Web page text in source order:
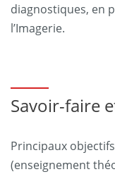
diagnostiques, en
l’Imagerie.
Savoir-faire
Principaux
(enseignement